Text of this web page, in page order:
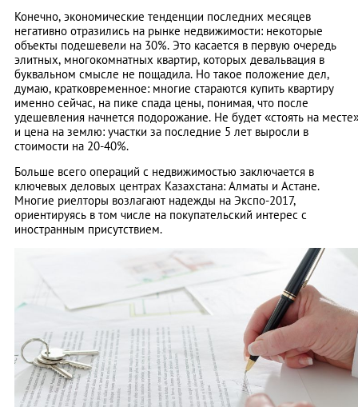
Конечно, экономические тенденции последних месяцев
негативно отразились на рынке недвижимости: некоторые
объекты подешевели на 30%. Это касается в первую очередь
элитных, многокомнатных квартир, которых девальвация в
буквальном смысле не пощадила. Но такое положение дел,
думаю, кратковременное: многие стараются купить квартиру
именно сейчас, на пике спада цены, понимая, что после
удешевления начнется подорожание. Не будет «стоять на
и цена на землю: участки за последние 5 лет выросли в
стоимости на 20-40%.
Больше всего операций с недвижимостью заключается в
ключевых деловых центрах Казахстана: Алматы и Астане.
Многие риелторы возлагают надежды на Экспо-2017,
ориентируясь в том числе на покупательский интерес с
иностранным присутствием.